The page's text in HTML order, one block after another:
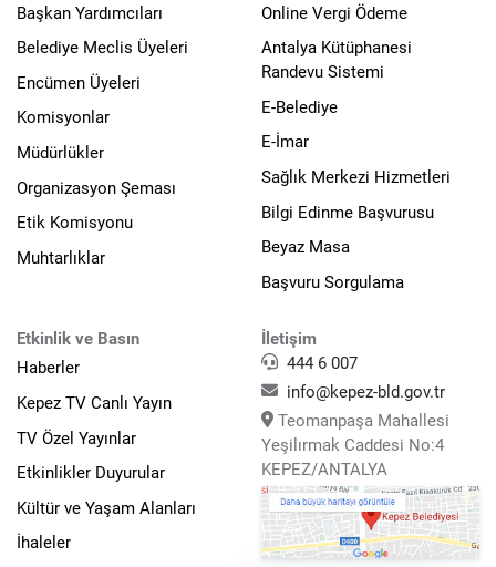
Başkan Yardımcıları
Belediye Meclis Üyeleri
Encümen Üyeleri
Komisyonlar
Müdürlükler
Organizasyon Şeması
Etik Komisyonu
Muhtarlıklar
Online Vergi Ödeme
Antalya Kütüphanesi
Randevu Sistemi
E-Belediye
E-İmar
Sağlık Merkezi Hizmetleri
Bilgi Edinme Başvurusu
Beyaz Masa
Başvuru Sorgulama
Etkinlik ve Basın
Haberler
Kepez TV Canlı Yayın
TV Özel Yayınlar
Etkinlikler Duyurular
Kültür ve Yaşam Alanları
İhaleler
İletişim
444 6 007
info@kepez-bld.gov.tr
Teomanpaşa Mahallesi
Yeşilırmak Caddesi No:4
KEPEZ/ANTALYA